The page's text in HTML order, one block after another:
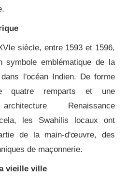
siècle, entre 1593 et ​​1596,
symbole emblématique de la
l'océan Indien. De forme
quatre remparts et une
Renaissance
les Swahilis locaux ont
de la main-d'œuvre, des
de maçonnerie.
vieille ville